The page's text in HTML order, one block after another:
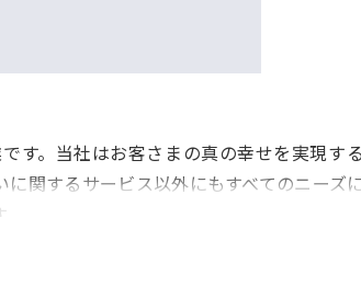
す。当社はお客さまの真の幸せを実現す
関するサービス以外にもすべてのニーズ
あったリフォームや注文住宅建築、インテ